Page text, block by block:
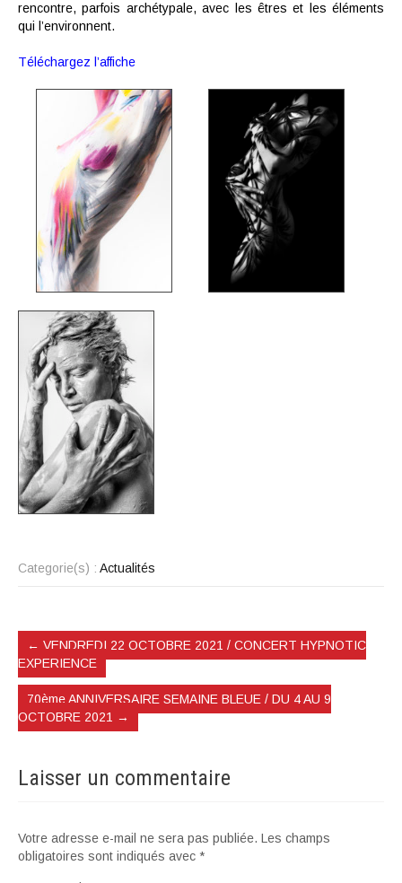
rencontre, parfois archétypale, avec les êtres et les éléments
qui l’environnent.
Téléchargez l’affiche
Categorie(s) : Actualités
← VENDREDI 22 OCTOBRE 2021 / CONCERT HYPNOTIC
EXPERIENCE
70ème ANNIVERSAIRE SEMAINE BLEUE / DU 4 AU 9
OCTOBRE 2021 →
Laisser un commentaire
Votre adresse e-mail ne sera pas publiée. Les champs
obligatoires sont indiqués avec *